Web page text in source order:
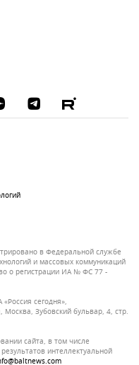
в Федеральной службе
и массовых коммуникаций
о регистрации ИА № ФС 77 -
сегодня»,
Москва, Зубовский бульвар, 4, стр.
сайта, в том числе
интеллектуальной